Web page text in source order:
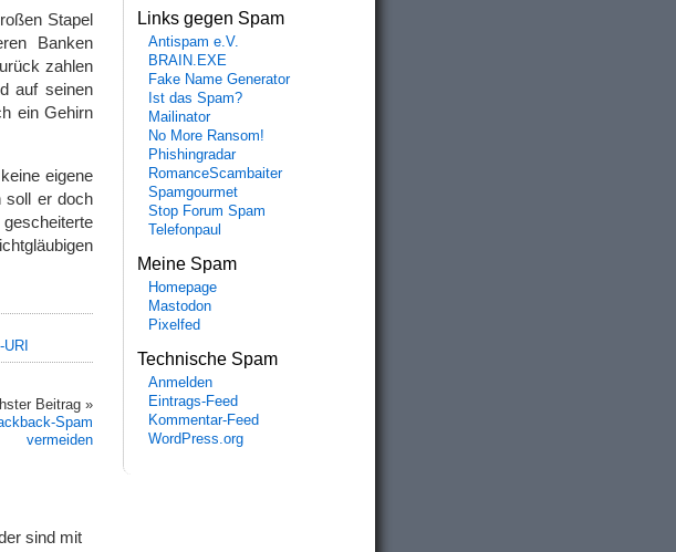
Stapel
Banken
zahlen
auf seinen
ein Gehirn
eigene
soll er doch
Beitrag »
Spam
vermeiden
sind mit
Links gegen Spam
Antispam e.V.
BRAIN.EXE
Fake Name Generator
Ist das Spam?
Mailinator
No More Ransom!
Phishingradar
RomanceScambaiter
Spamgourmet
Stop Forum Spam
Telefonpaul
Meine Spam
Homepage
Mastodon
Pixelfed
Technische Spam
Anmelden
Eintrags-Feed
Kommentar-Feed
WordPress.org